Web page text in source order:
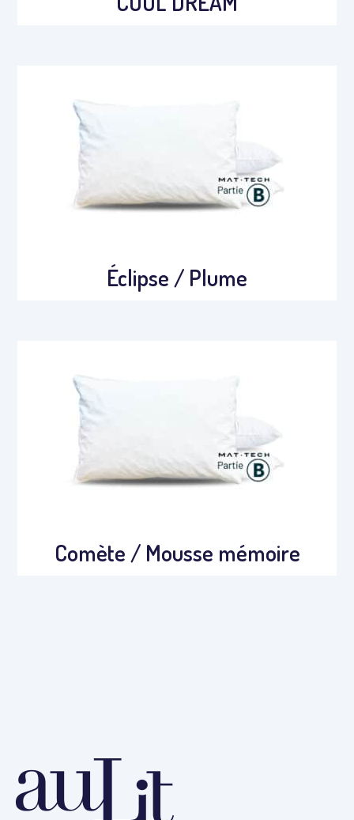
Éclipse / Plume
Comète / Mousse mémoire